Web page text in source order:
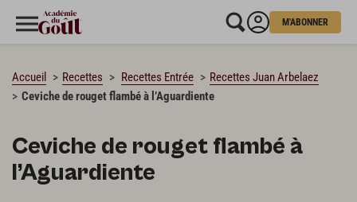
M'ABONNER
Accueil Recettes Recettes Entrée
Recettes Juan Arbelaez
Ceviche de rouget flambé à l’Aguardiente
Ceviche de rouget flambé à
l’Aguardiente
CHARGEMENT…